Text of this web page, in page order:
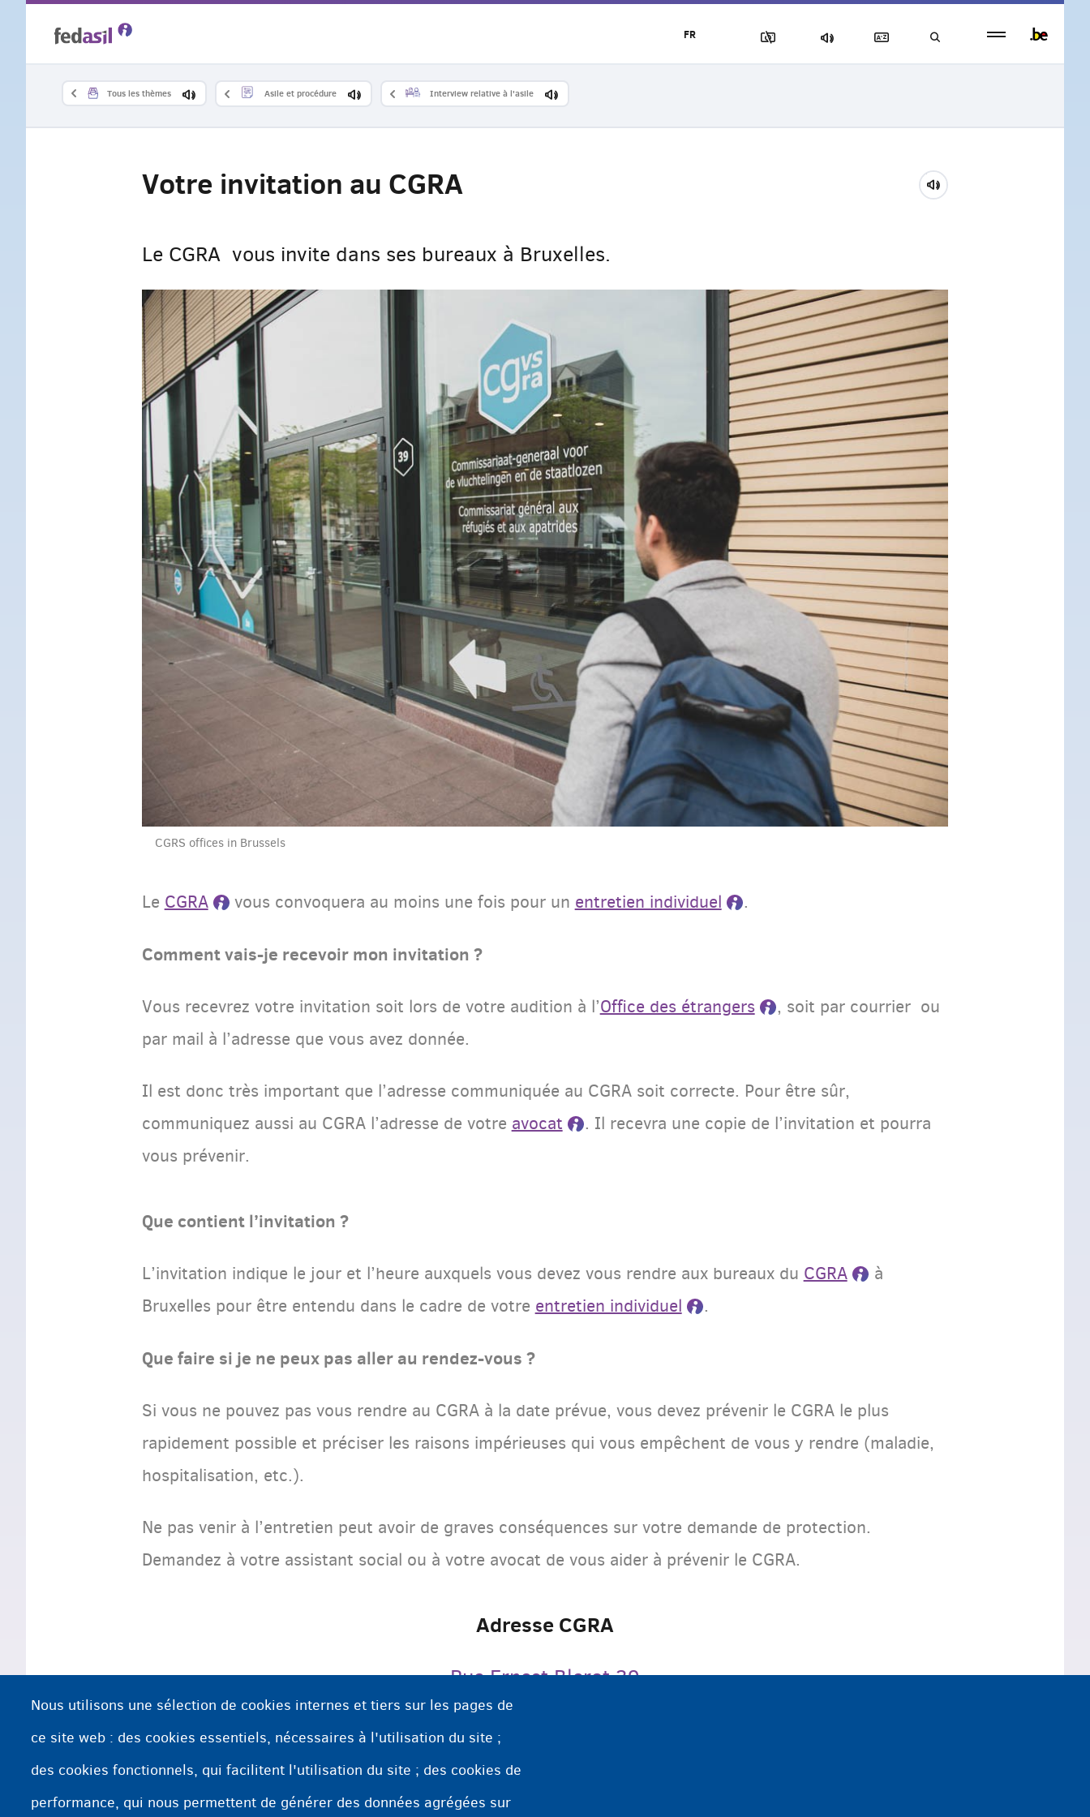
Tous les thèmes Asile et procédure Interview relative à l'asile
Votre invitation au CGRA
Le CGRA vous invite dans ses bureaux à Bruxelles.
CGRS offices in Brussels
Le CGRA vous convoquera au moins une fois pour un entretien individuel .
Comment vais-je recevoir mon invitation ?
Vous recevrez votre invitation soit lors de votre audition à l’Office des étrangers
, soit par courrier ou
par mail à l’adresse que vous avez donnée.
Il est donc très important que l’adresse communiquée au CGRA soit correcte. Pour être sûr,
communiquez aussi au CGRA l’adresse de votre avocat
. Il recevra une copie de l’invitation et pourra
vous prévenir.
Que contient l’invitation ?
L’invitation indique le jour et l’heure auxquels vous devez vous rendre aux bureaux du CGRA
à
Bruxelles pour être entendu dans le cadre de votre entretien individuel .
Que faire si je ne peux pas aller au rendez-vous ?
Si vous ne pouvez pas vous rendre au CGRA à la date prévue, vous devez prévenir le CGRA le plus
rapidement possible et préciser les raisons impérieuses qui vous empêchent de vous y rendre (maladie,
hospitalisation, etc.).
Ne pas venir à l’entretien peut avoir de graves conséquences sur votre demande de protection.
Demandez à votre assistant social ou à votre avocat de vous aider à prévenir le CGRA.
Adresse CGRA
Rue Ernest Blerot 39
1070 Bruxelles
Plus d’informations ?
Nous utilisons une sélection de cookies internes et tiers sur les pages de
ce site web : des cookies essentiels, nécessaires à l'utilisation du site ;
des cookies fonctionnels, qui facilitent l'utilisation du site ; des cookies de
performance, qui nous permettent de générer des données agrégées sur
FR
footer